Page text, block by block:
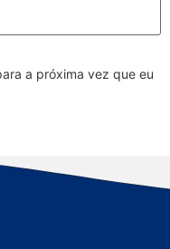
a próxima vez que eu